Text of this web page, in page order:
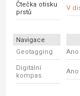
Čtečka otisku
prstů
V
Navigace
Geotagging
Ano
Digitální
kompas
Ano